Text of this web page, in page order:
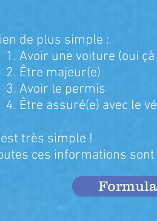
de plus simple :
Avoir une voiture (oui çà
Être majeur(e)
Avoir le permis
Être assuré(e) avec le
très simple !
ces informations